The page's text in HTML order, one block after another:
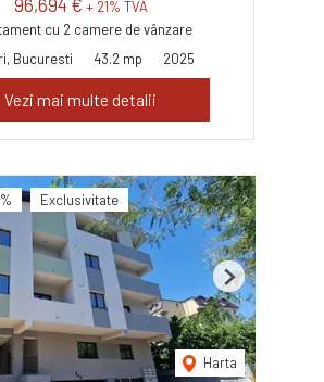
+ 21% TVA
cu 2 camere de vânzare
Bucuresti
43.2 mp 2025
Vezi mai multe detalii
Exclusivitate
Harta
Next